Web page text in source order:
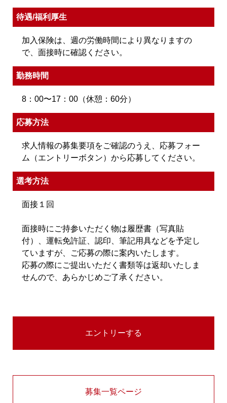
待遇/福利厚生
加入保険は、週の労働時間により異なりますの
で、面接時に確認ください。
勤務時間
8：00〜17：00（休憩：60分）
応募方法
求人情報の募集要項をご確認のうえ、応募フォー
ム（エントリーボタン）から応募してください。
選考方法
面接１回
面接時にご持参いただく物は履歴書（写真貼
付）、運転免許証、認印、筆記用具などを予定し
ていますが、ご応募の際に案内いたします。
応募の際にご提出いただく書類等は返却いたしま
せんので、あらかじめご了承ください。
募集一覧ページ